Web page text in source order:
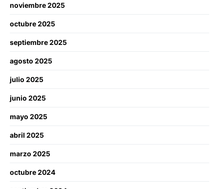
noviembre 2025
octubre 2025
septiembre 2025
agosto 2025
julio 2025
junio 2025
mayo 2025
abril 2025
marzo 2025
octubre 2024